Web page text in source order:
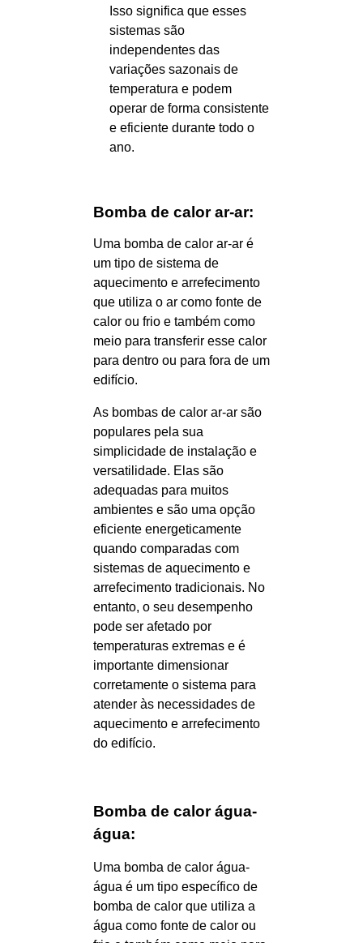
Isso significa que esses
sistemas são
independentes das
variações sazonais de
temperatura e podem
operar de forma consistente
e eficiente durante todo o
ano.
Bomba de calor ar-ar:
Uma bomba de calor ar-ar é
um tipo de sistema de
aquecimento e arrefecimento
que utiliza o ar como fonte de
calor ou frio e também como
meio para transferir esse calor
para dentro ou para fora de um
edifício.
As bombas de calor ar-ar são
populares pela sua
simplicidade de instalação e
versatilidade. Elas são
adequadas para muitos
ambientes e são uma opção
eficiente energeticamente
quando comparadas com
sistemas de aquecimento e
arrefecimento tradicionais. No
entanto, o seu desempenho
pode ser afetado por
temperaturas extremas e é
importante dimensionar
corretamente o sistema para
atender às necessidades de
aquecimento e arrefecimento
do edifício.
Bomba de calor água-
água:
Uma bomba de calor água-
água é um tipo específico de
bomba de calor que utiliza a
água como fonte de calor ou